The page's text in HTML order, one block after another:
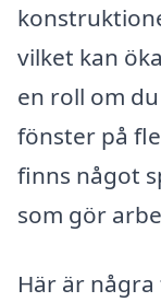
vilket kan
en roll om
fönster på
finns något
som gör
Här är